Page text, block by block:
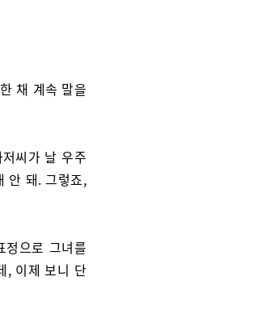
채 계속 말을
씨가 날 우주
안 돼. 그렇죠,
정으로 그녀를
, 이제 보니 단